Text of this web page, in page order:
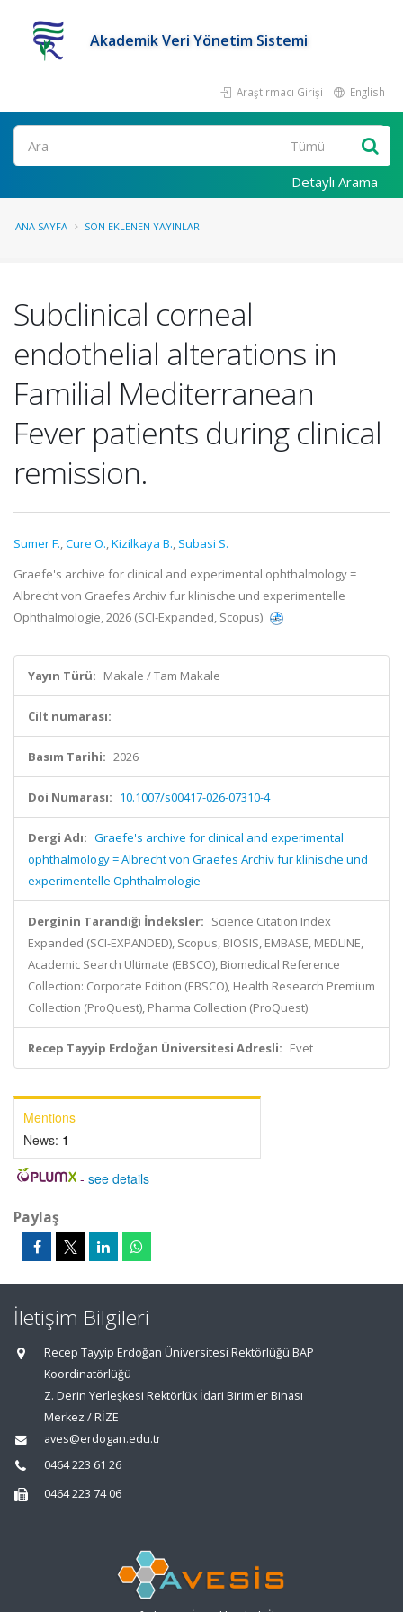
Akademik Veri Yönetim Sistemi
Araştırmacı Girişi English
Ara
Detaylı Arama
ANA SAYFA SON EKLENEN YAYINLAR
Subclinical corneal
endothelial alterations in
Familial Mediterranean
Fever patients during clinical
remission.
Sumer F.,Cure O.,Kizilkaya B., Subasi S.
Graefe's archive for clinical and experimental ophthalmology =
Albrecht von Graefes Archiv fur klinische und experimentelle
Ophthalmologie, 2026 (SCI-Expanded, Scopus)
Yayın Türü: Makale / Tam Makale
Cilt numarası:
Basım Tarihi: 2026
Doi Numarası: 10.1007/s00417-026-07310-4
Dergi Adı: Graefe's archive for clinical and experimental
ophthalmology = Albrecht von Graefes Archiv fur klinische und
experimentelle Ophthalmologie
Derginin Tarandığı İndeksler: Science Citation Index
Expanded (SCI-EXPANDED), Scopus, BIOSIS, EMBASE, MEDLINE,
Academic Search Ultimate (EBSCO), Biomedical Reference
Collection: Corporate Edition (EBSCO), Health Research Premium
Collection (ProQuest), Pharma Collection (ProQuest)
Recep Tayyip Erdoğan Üniversitesi Adresli: Evet
Mentions
News: 1
- see details
Paylaş
İletişim Bilgileri
Recep Tayyip Erdoğan Üniversitesi Rektörlüğü BAP
Koordinatörlüğü
Z. Derin Yerleşkesi Rektörlük İdari Birimler Binası
Merkez / RİZE
aves@erdogan.edu.tr
0464 223 61 26
0464 223 74 06